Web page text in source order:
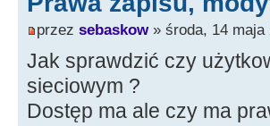
przez sebaskow» środa, 14 maja
Jak sprawdzić czy
sieciowym ?
Dostęp ma ale czy ma